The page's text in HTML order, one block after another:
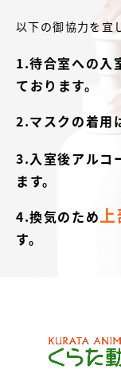
以下の御協力を宜
1.待合室への入
ております。
2.マスクの着用
3.入室後アルコ
ます。
4.換気のため
す。